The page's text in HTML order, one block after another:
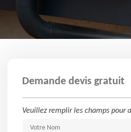
Demande devis gratuit
Veuillez remplir les champs pour